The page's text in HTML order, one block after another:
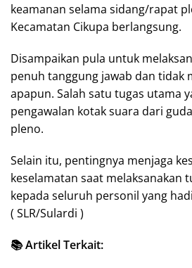
keamanan selama sidang/rapat
Kecamatan Cikupa berlangsung.
Disampaikan pula untuk
penuh tanggung jawab dan tidak
apapun. Salah satu tugas utama
pengawalan kotak suara dari
pleno.
Selain itu, pentingnya menjaga
keselamatan saat melaksanakan
kepada seluruh personil yang
( SLR/Sulardi )
📚 Artikel Terkait: